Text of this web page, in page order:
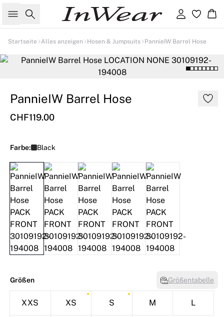
Suche Einloggen
Startseite Alles anzeigen Hosen & Jumpsuits PannieIW Barrel Hose
PannieIW Barrel Hose
CHF119.00
Farbe: Black
Größen Größentabelle
XXS XS S M L